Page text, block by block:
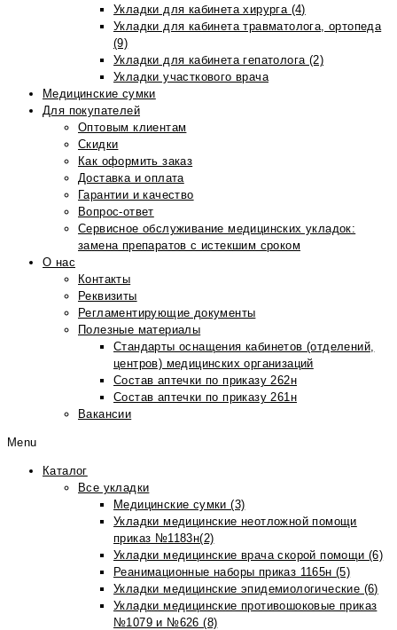
Укладки для кабинета хирурга (4)
Укладки для кабинета травматолога, ортопеда
(9)
Укладки для кабинета гепатолога (2)
Укладки участкового врача
Медицинские сумки
Для покупателей
Оптовым клиентам
Скидки
Как оформить заказ
Доставка и оплата
Гарантии и качество
Вопрос-ответ
Сервисное обслуживание медицинских укладок:
замена препаратов с истекшим сроком
О нас
Контакты
Реквизиты
Регламентирующие документы
Полезные материалы
Стандарты оснащения кабинетов (отделений,
центров) медицинских организаций
Состав аптечки по приказу 262н
Состав аптечки по приказу 261н
Вакансии
Menu
Каталог
Все укладки
Медицинские сумки (3)
Укладки медицинские неотложной помощи
приказ №1183н(2)
Укладки медицинские врача скорой помощи (6)
Реанимационные наборы приказ 1165н (5)
Укладки медицинские эпидемиологические (6)
Укладки медицинские противошоковые приказ
№1079 и №626 (8)